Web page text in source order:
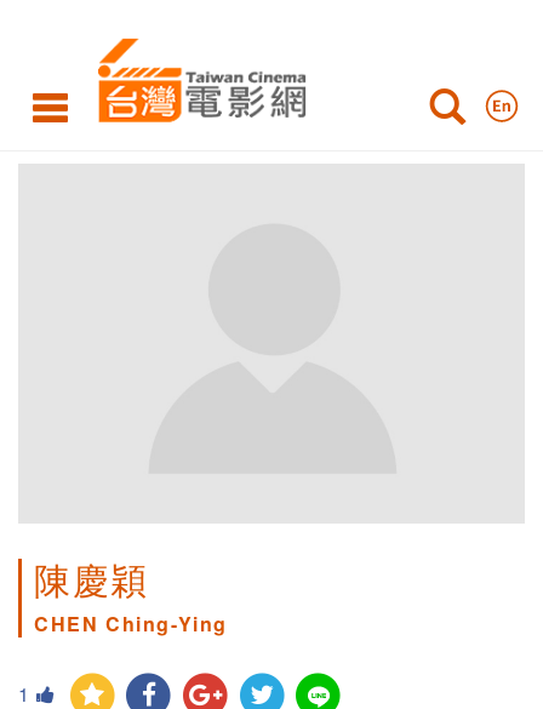
陳慶穎
CHEN Ching-Ying
1